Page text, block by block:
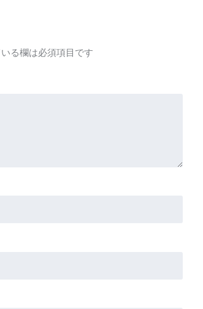
る欄は必須項目です